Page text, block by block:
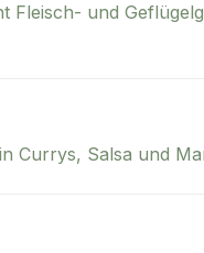
und
Currys, Salsa und